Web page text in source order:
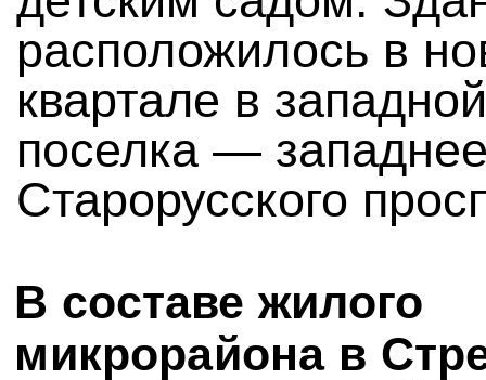
расположилось в
квартале в
поселка —
Старорусского
В составе жилого
микрорайона в